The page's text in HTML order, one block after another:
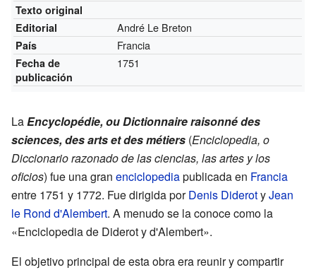
Texto original
Editorial
André Le Breton
País Francia
Fecha de
publicación
1751
LaEncyclopédie, ou Dictionnaire raisonné des
sciences, des arts et des métiers (Enciclopedia, o
Diccionario razonado de las ciencias, las artes y los
oficios) fue una gran enciclopediapublicada en Francia
entre 1751 y 1772. Fue dirigida porDenis DiderotyJean
le Rond d'Alembert. A menudo se la conoce como la
«Enciclopedia de Diderot y d'Alembert».
El objetivo principal de esta obra era reunir y compartir